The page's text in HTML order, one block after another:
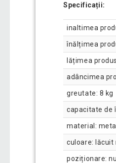
Specificații:
inaltimea
înălțimea
lățimea
adâncimea
greutate: 8 kg
capacitate de
material:
culoare: lăcuit
poziționare: nu